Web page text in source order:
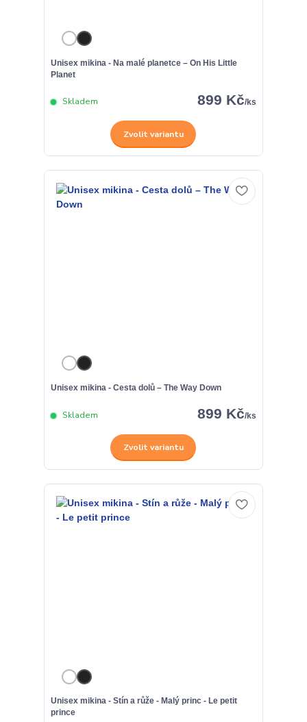
Unisex mikina - Na malé planetce – On His Little
Planet
899 Kč/ks
Skladem
Zvolit variantu
Unisex mikina - Cesta dolů – The Way Down
899 Kč/ks
Skladem
Zvolit variantu
Unisex mikina - Stín a růže - Malý princ - Le petit
prince